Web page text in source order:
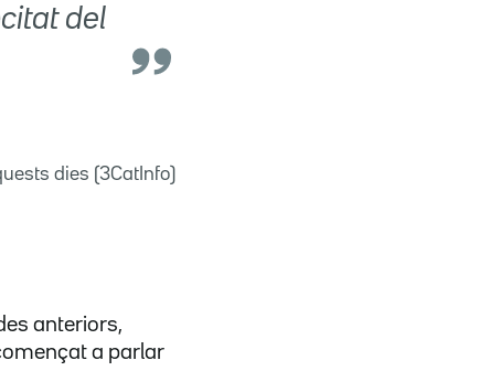
del
dies (3CatInfo)
anteriors,
a parlar